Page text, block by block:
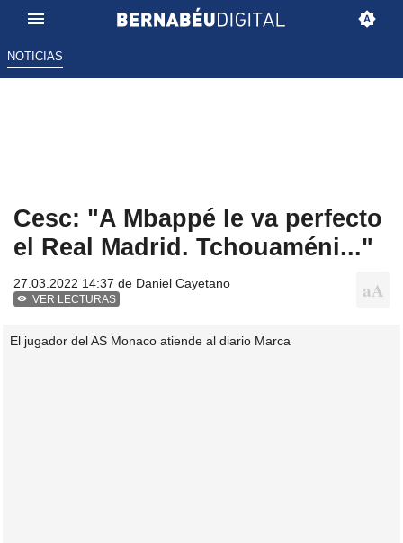
NOTICIAS
Cesc: "A Mbappé le va perfecto
el Real Madrid. Tchouaméni..."
27.03.2022 14:37 de Daniel Cayetano
VER LECTURAS
El jugador del AS Monaco atiende al diario Marca